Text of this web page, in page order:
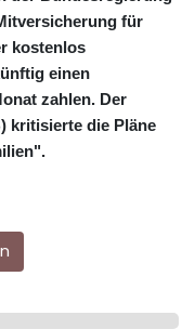
für
kostenlos
einen
zahlen. Der
kritisierte die Pläne